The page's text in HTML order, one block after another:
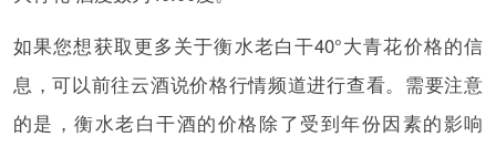
如果您想获取更多关于衡水老白干40°大青花价格的信
息，可以前往云酒说价格行情频道进行查看。需要注意
的是，衡水老白干酒的价格除了受到年份因素的影响